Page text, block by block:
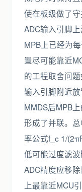
使在板级做了
ADC输入引脚
MPB上已经为
置尽可能靠近
的工程取舍问
输入引脚附近
MMDS后MPB
形成了并联。
率公式f_c 1/
低可能过度滤
ADC精度应移
上最靠近MCU